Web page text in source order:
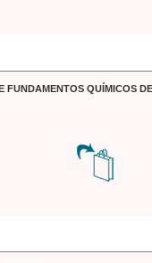
FUNDAMENTOS QUÍMICOS